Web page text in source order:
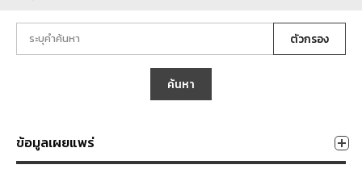
ตัวกรอง
ค้นหา
ข้อมูลเผยแพร่